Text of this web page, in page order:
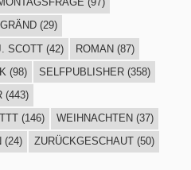
(29)
SCOTT(42) ROMAN(87)
(98) SELFPUBLISHER(358)
(443)
TTT(146) WEIHNACHTEN (37)
(24) ZURÜCKGESCHAUT(50)